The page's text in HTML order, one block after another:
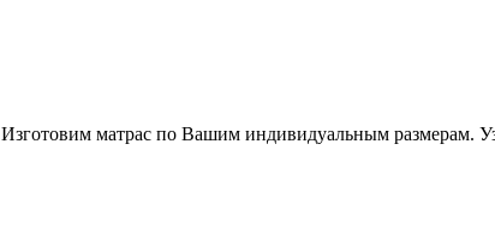
Изготовим матрас по Вашим индивидуальным размерам.